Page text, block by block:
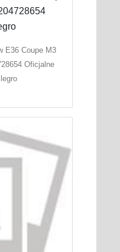
E36 Coupe M3
Oficjalne